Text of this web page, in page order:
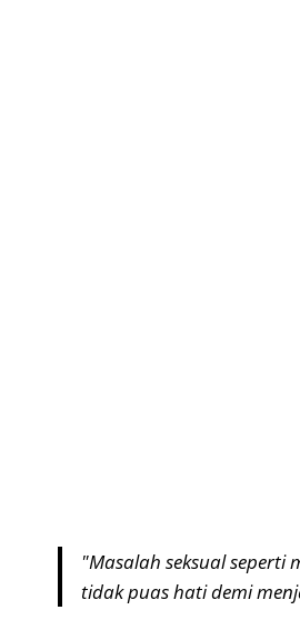
"Masalah seksual
tidak puas hati demi